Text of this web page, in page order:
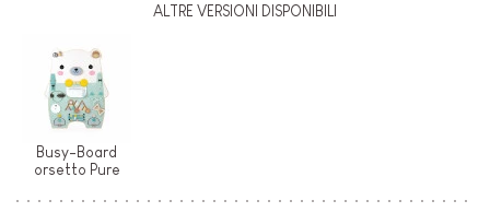
ALTRE VERSIONI DISPONIBILI
Busy-Board
orsetto Pure